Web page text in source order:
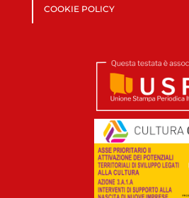
COOKIE POLICY